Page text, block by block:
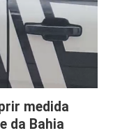
medida
da Bahia